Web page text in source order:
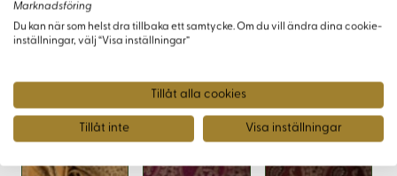
Marknadsföring
Du kan när som helst dra tillbaka ett samtycke. Om du vill ändra dina cookie-
inställningar, välj “Visa inställningar”
Tillåt alla cookies
Tillåt inte Visa inställningar